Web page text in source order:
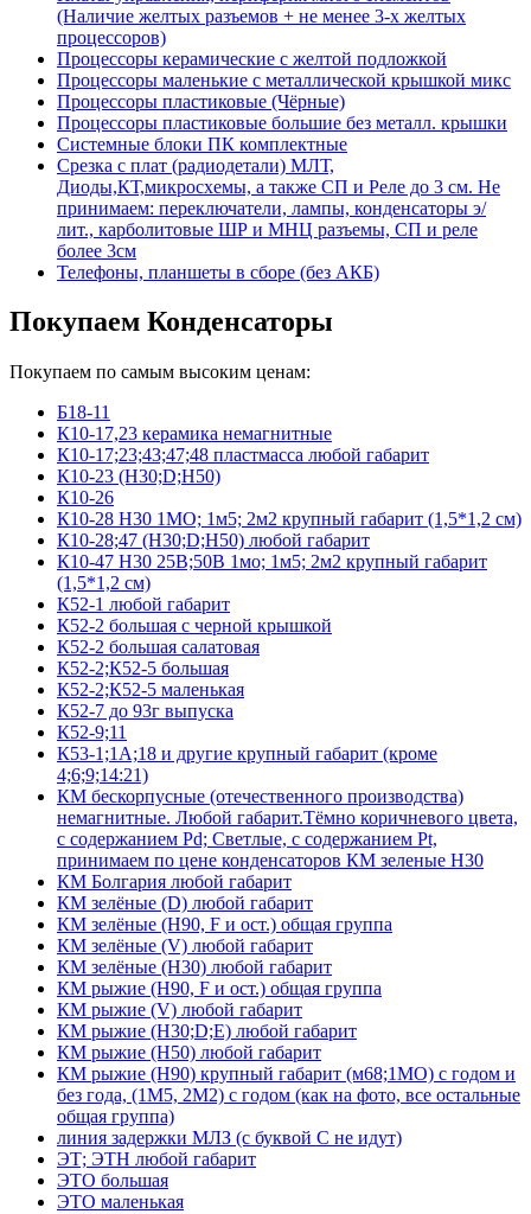
(Наличие желтых разъемов + не менее 3-х желтых
процессоров)
Процессоры керамические с желтой подложкой
Процессоры маленькие с металлической крышкой микс
Процессоры пластиковые (Чёрные)
Процессоры пластиковые большие без металл. крышки
Системные блоки ПК комплектные
Срезка с плат (радиодетали) МЛТ,
Диоды,КТ,микросхемы, а также СП и Реле до 3 см. Не
принимаем: переключатели, лампы, конденсаторы э/
лит., карболитовые ШР и МНЦ разъемы, СП и реле
более 3см
Телефоны, планшеты в сборе (без АКБ)
Покупаем Конденсаторы
Покупаем по самым высоким ценам:
Б18-11
К10-17,23 керамика немагнитные
К10-17;23;43;47;48 пластмасса любой габарит
К10-23 (Н30;D;Н50)
К10-26
К10-28 Н30 1МО; 1м5; 2м2 крупный габарит (1,5*1,2 см)
К10-28;47 (Н30;D;Н50) любой габарит
К10-47 Н30 25В;50В 1мо; 1м5; 2м2 крупный габарит
(1,5*1,2 см)
К52-1 любой габарит
К52-2 большая с черной крышкой
К52-2 большая салатовая
К52-2;К52-5 большая
К52-2;К52-5 маленькая
К52-7 до 93г выпуска
К52-9;11
К53-1;1А;18 и другие крупный габарит (кроме
4;6;9;14:21)
КМ бескорпусные (отечественного производства)
немагнитные. Любой габарит.Тёмно коричневого цвета,
с содержанием Pd; Светлые, с содержанием Pt,
принимаем по цене конденсаторов КМ зеленые Н30
КМ Болгария любой габарит
КМ зелёные (D) любой габарит
КМ зелёные (H90, F и ост.) общая группа
КМ зелёные (V) любой габарит
КМ зелёные (Н30) любой габарит
КМ рыжие (H90, F и ост.) общая группа
КМ рыжие (V) любой габарит
КМ рыжие (Н30;D;E) любой габарит
КМ рыжие (Н50) любой габарит
КМ рыжие (Н90) крупный габарит (м68;1МО) с годом и
без года, (1М5, 2М2) с годом (как на фото, все остальные
общая группа)
линия задержки МЛЗ (с буквой С не идут)
ЭТ; ЭТН любой габарит
ЭТО большая
ЭТО маленькая